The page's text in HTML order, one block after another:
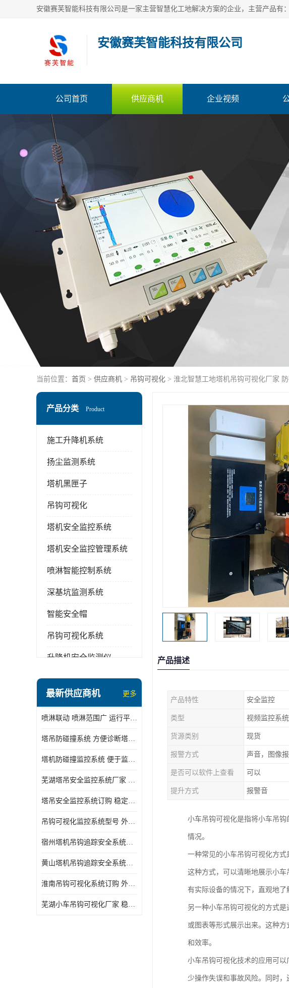
安徽赛芙智能科技有限公司
公司首页 供应商机 企业视频
当前位置： 首页 > 供应商机 > 吊钩可视化 > 淮北智慧工地塔机吊钩可视化厂家
产品分类 Product
施工升降机系统
扬尘监测系统
塔机黑匣子
吊钩可视化
塔机安全监控系统
塔机安全监控管理系统
喷淋智能控制系统
深基坑监测系统
智能安全帽
吊钩可视化系统
升降机安全监测仪
最新供应商机 更多
喷淋联动 喷淋范围广 运行平稳 噪音小
塔吊防碰撞系统 方便诊断塔机状态 自动变焦智能化跟踪
塔机防碰撞监控系统 便于监督和管理 主要应用于塔机的实时监控
芜湖塔吊安全监控系统厂家 外观简洁大方 减少盲吊引发的事故
塔吊安全监控系统订购 稳定性高 结构清晰稳定
吊钩可视化监控系统型号 外观简洁大方 信号稳定 抗干扰性强
宿州塔机吊钩追踪安全系统厂家 提高工作效率 结构清晰稳定
黄山塔机吊钩追踪安全系统价格 可远程查看 减少盲吊引发的事故
淮南吊钩可视化系统订购 外观简洁大方 体积小 占用空间小
芜湖小车吊钩可视化厂家 稳定性高 可视吊装 降低盲吊风险
产品描述
产品特性 安全监控
类型 视频监控系统
货源类别 现货
报警方式 声音，图像
是否可以软件上查看 可以
提升方式 报警音
小车吊钩可视化是指将小车吊
情况。
一种常见的小车吊钩可视化方
这种方式，可以清晰地展示小
有实际设备的情况下，直观地了
另一种小车吊钩可视化的方式
或图表等形式展示出来。这种
和效率。
小车吊钩可视化技术的应用可
少操作失误和事故风险。同时